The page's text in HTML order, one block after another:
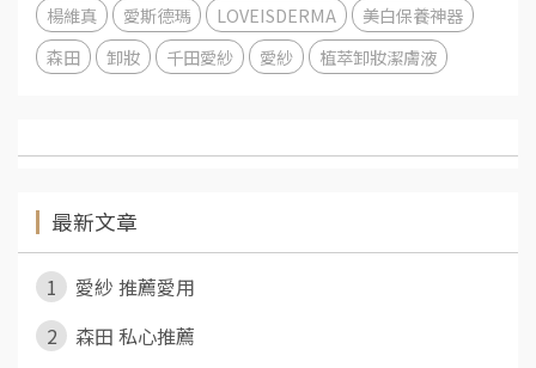
楊維真 愛斯德瑪 LOVEISDERMA
美白保養神器
森田
卸妝 千田愛紗 愛紗 植萃卸妝潔膚液
最新文章
1
愛紗 推薦愛用
2
森田 私心推薦